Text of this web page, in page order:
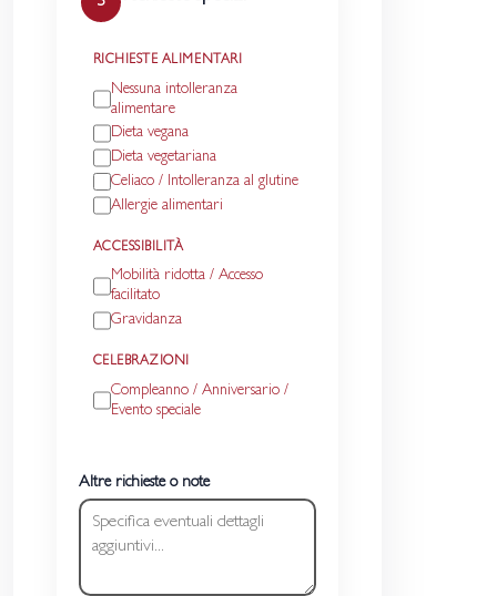
RICHIESTE ALIMENTARI
Nessuna intolleranza
alimentare
Dieta vegana
Dieta vegetariana
Celiaco / Intolleranza al glutine
Allergie alimentari
ACCESSIBILITÀ
Mobilità ridotta / Accesso
facilitato
Gravidanza
CELEBRAZIONI
Compleanno / Anniversario /
Evento speciale
Altre richieste o note